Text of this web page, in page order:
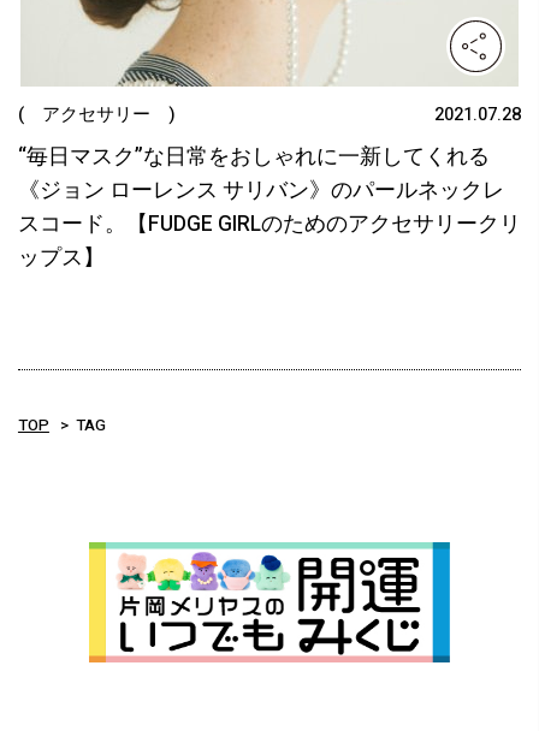
( アクセサリー ) 2021.07.28
“毎日マスク”な日常をおしゃれに一新してくれる
《ジョン ローレンス サリバン》のパールネックレ
スコード。【FUDGE GIRLのためのアクセサリークリ
ップス】
TOP TAG